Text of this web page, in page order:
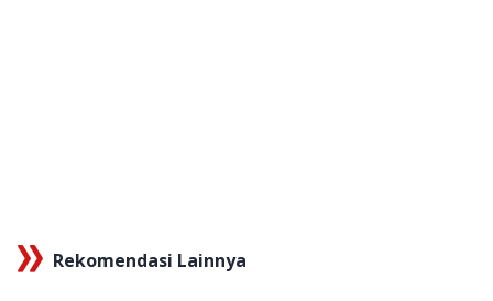
Rekomendasi Lainnya